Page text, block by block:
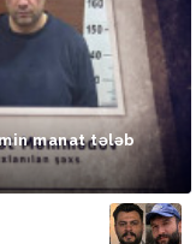
manat tələb